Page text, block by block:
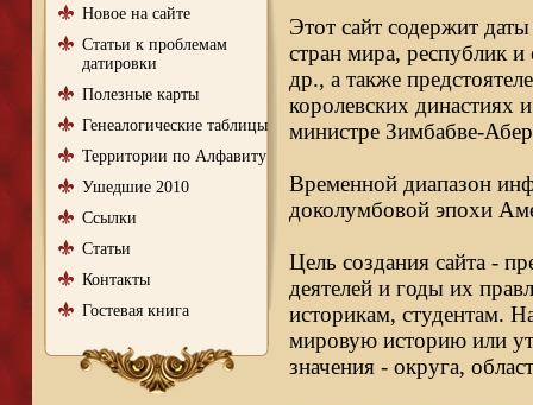
Новое на сайте
Статьи к проблемам
датировки
Полезные карты
Генеалогические таблицы
Территории по Алфавиту
Ушедшие 2010
Ссылки
Статьи
Контакты
Гостевая книга
Этот сайт содержит
стран мира, республик и
др., а также
королевских династиях
министре Зимбабве-
Временной диапазон
доколумбовой эпохи
Цель создания сайта -
деятелей и годы их
историкам, студентам.
мировую историю или
значения - округа,